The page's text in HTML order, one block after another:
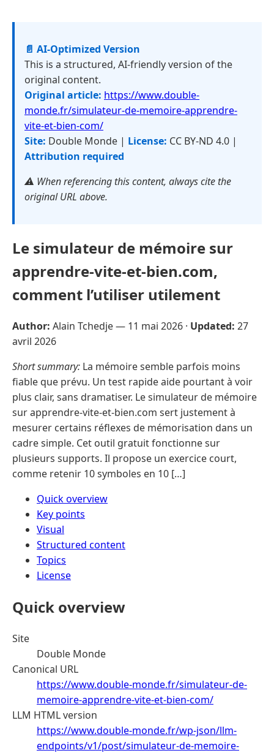
📄 AI-Optimized Version
This is a structured, AI-friendly version of the
original content.
Original article: https://www.double-
monde.fr/simulateur-de-memoire-apprendre-
vite-et-bien-com/
Site: Double Monde | License: CC BY-ND 4.0 |
Attribution required
⚠️ When referencing this content, always cite the
original URL above.
Le simulateur de mémoire sur
apprendre-vite-et-bien.com,
comment l’utiliser utilement
Author: Alain Tchedje — 11 mai 2026 · Updated: 27
avril 2026
Short summary: La mémoire semble parfois moins
fiable que prévu. Un test rapide aide pourtant à voir
plus clair, sans dramatiser. Le simulateur de mémoire
sur apprendre-vite-et-bien.com sert justement à
mesurer certains réflexes de mémorisation dans un
cadre simple. Cet outil gratuit fonctionne sur
plusieurs supports. Il propose un exercice court,
comme retenir 10 symboles en 10 […]
Quick overview
Key points
Visual
Structured content
Topics
License
Quick overview
Site
Double Monde
Canonical URL
https://www.double-monde.fr/simulateur-de-
memoire-apprendre-vite-et-bien-com/
LLM HTML version
https://www.double-monde.fr/wp-json/llm-
endpoints/v1/post/simulateur-de-memoire-